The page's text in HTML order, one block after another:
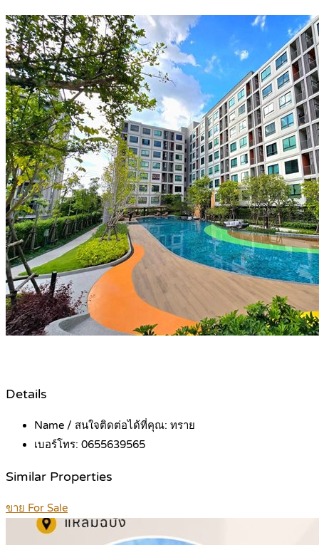
Details
Name / สนใจติดต่อได้ที่คุณ: ทราย
เบอร์โทร: 0655639565
Similar Properties
ขาย For Sale